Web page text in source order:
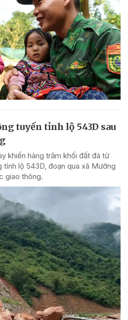
tuyến tỉnh lộ 543D sau
khiến hàng trăm khối đất đá từ
tỉnh lộ 543D, đoạn qua xã Mường
giao thông.